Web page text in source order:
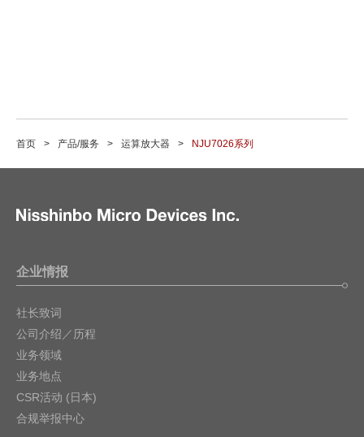
首页 产品/服务 运算放大器 NJU7026系列
企业情报
社长致词
公司介绍／历程
业务领域
业务地点
CSR活动 (日本)
合规举报中心